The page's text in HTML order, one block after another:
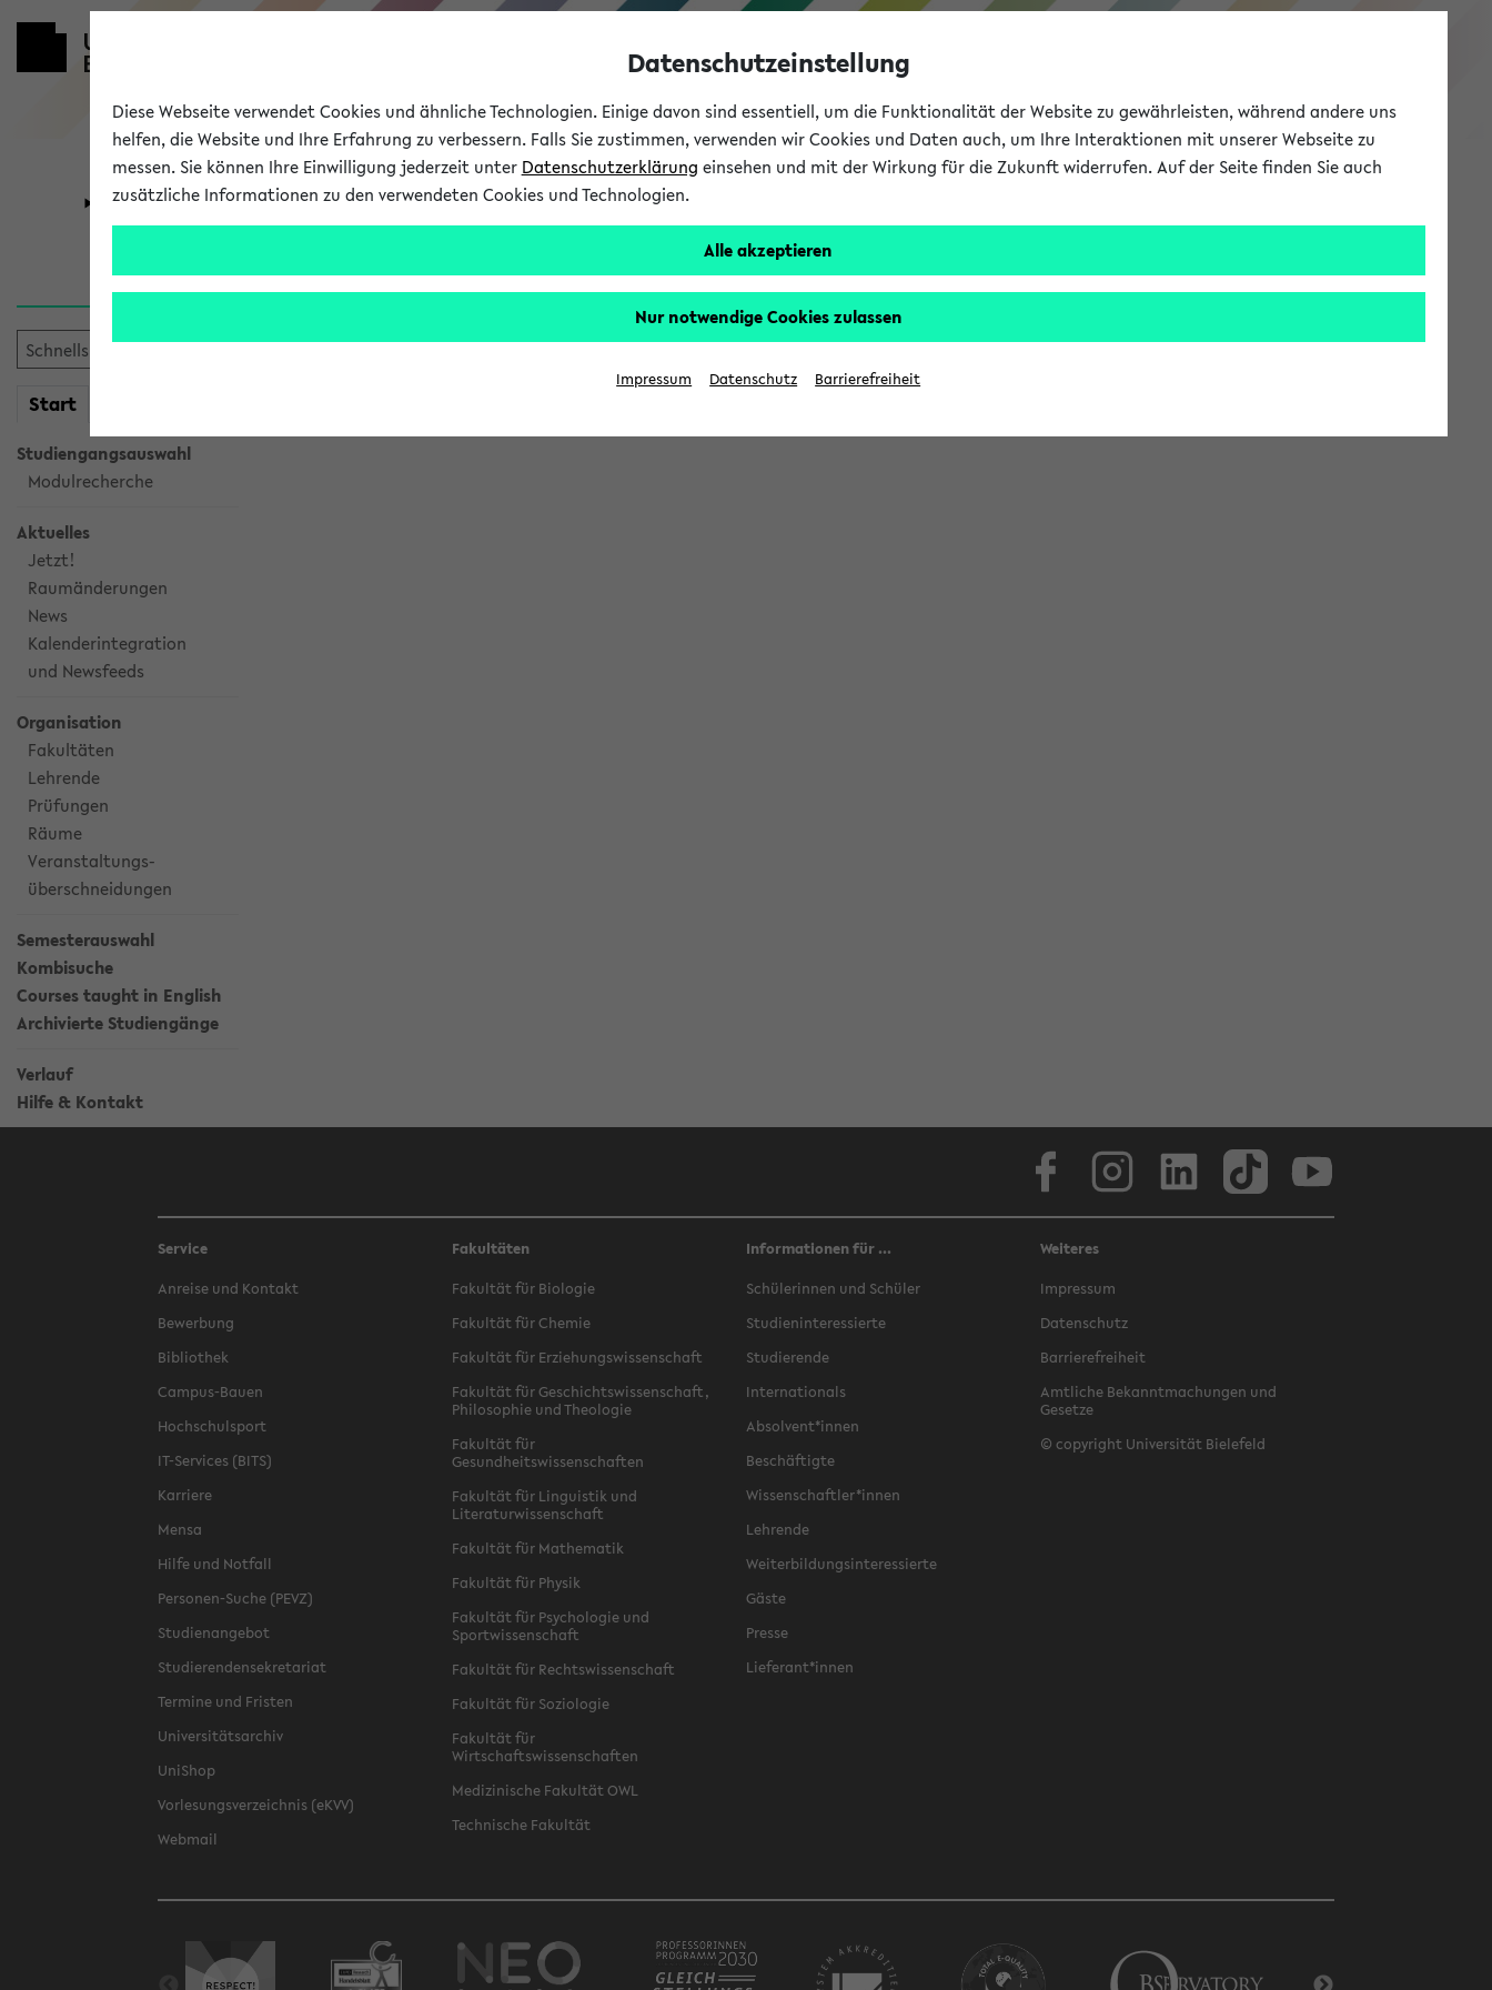
eKVV
Universität Forschung Studium
Start
Studiengangsauswahl
Modulrecherche
Aktuelles
Jetzt!
Raumänderungen
News
Kalenderintegration
und Newsfeeds
Organisation
Fakultäten
Lehrende
Prüfungen
Räume
Veranstaltungs-
überschneidungen
Semesterauswahl
Kombisuche
Courses taught in English
Archivierte Studiengänge
Verlauf
Hilfe & Kontakt
Verlauf
Service
Anreise und Kontakt
Bewerbung
Bibliothek
Campus-Bauen
Hochschulsport
IT-Services (BITS)
Karriere
Mensa
Hilfe und Notfall
Personen-Suche (PEVZ)
Studienangebot
Studierendensekretariat
Termine und Fristen
Universitätsarchiv
UniShop
Vorlesungsverzeichnis (eKVV)
Webmail
Fakultäten
Fakultät für Biologie
Fakultät für Chemie
Fakultät für Erziehungswissenschaft
Fakultät für Geschichtswissenschaft,
Philosophie und Theologie
Fakultät für
Gesundheitswissenschaften
Fakultät für Linguistik und
Literaturwissenschaft
Fakultät für Mathematik
Fakultät für Physik
Fakultät für Psychologie und
Sportwissenschaft
Fakultät für Rechtswissenschaft
Fakultät für Soziologie
Fakultät für
Wirtschaftswissenschaften
Medizinische Fakultät OWL
Technische Fakultät
Informationen für ...
Schülerinnen und Schüler
Studieninteressierte
Studierende
Internationals
Absolvent*innen
Beschäftigte
Wissenschaftler*innen
Lehrende
Weiterbildungsinteressierte
Gäste
Presse
Lieferant*innen
Weiteres
Impressum
Datenschutz
Barrierefreiheit
Amtliche Bekanntmachungen und
Gesetze
© copyright Universität Bielefeld
Datenschutzeinstellung
Diese Webseite verwendet Cookies und ähnliche Technologien. Einige davon sind essentiell, um die Funktionalität der Website zu gewährleisten, während andere uns
helfen, die Website und Ihre Erfahrung zu verbessern. Falls Sie zustimmen, verwenden wir Cookies und Daten auch, um Ihre Interaktionen mit unserer Webseite zu
messen. Sie können Ihre Einwilligung jederzeit unter Datenschutzerklärung einsehen und mit der Wirkung für die Zukunft widerrufen. Auf der Seite finden Sie auch
zusätzliche Informationen zu den verwendeten Cookies und Technologien.
Alle akzeptieren
Nur notwendige Cookies zulassen
Impressum Datenschutz Barrierefreiheit